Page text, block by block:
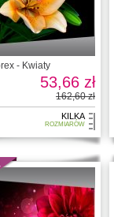
- Kwiaty
53,66 zł
162,60 zł
KILKA
ROZMIARÓW